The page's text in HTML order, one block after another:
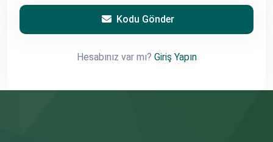
Kodu Gönder
Hesabınız var mı? Giriş Yapın